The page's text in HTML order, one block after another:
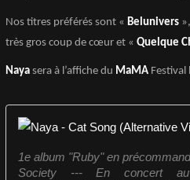
Nos titres préférés sont « Belunivers
très gros coup de cœur et « Quelque
Naya sera à l’affiche du MaMA Festival
1e album "Ruby" en
Society --- En concert